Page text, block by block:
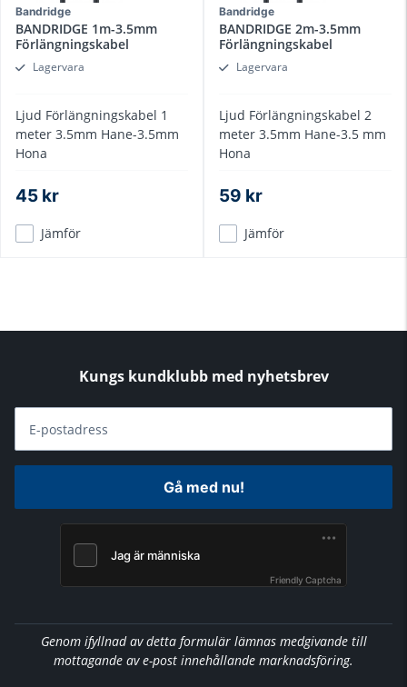
Bandridge
BANDRIDGE 1m-3.5mm
Förlängningskabel
Lagervara
Ljud Förlängningskabel 1
meter 3.5mm Hane-3.5mm
Hona
45 kr
Jämför
Bandridge
BANDRIDGE 2m-3.5mm
Förlängningskabel
Lagervara
Ljud Förlängningskabel 2
meter 3.5mm Hane-3.5 mm
Hona
59 kr
Jämför
Kungs kundklubb med nyhetsbrev
E-postadress
Gå med nu!
Friendly Captcha
Genom ifyllnad av detta formulär lämnas medgivande till
mottagande av e-post innehållande marknadsföring.